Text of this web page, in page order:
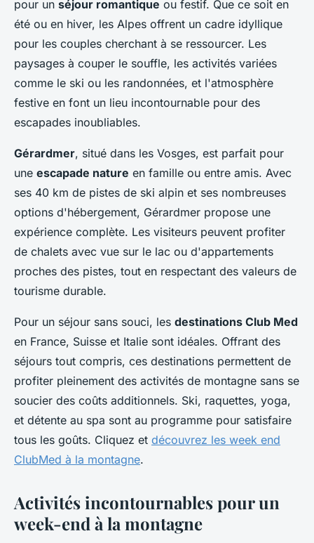
pour un séjour romantique ou festif. Que ce soit en
été ou en hiver, les Alpes offrent un cadre idyllique
pour les couples cherchant à se ressourcer. Les
paysages à couper le souffle, les activités variées
comme le ski ou les randonnées, et l'atmosphère
festive en font un lieu incontournable pour des
escapades inoubliables.
Gérardmer, situé dans les Vosges, est parfait pour
une escapade nature en famille ou entre amis. Avec
ses 40 km de pistes de ski alpin et ses nombreuses
options d'hébergement, Gérardmer propose une
expérience complète. Les visiteurs peuvent profiter
de chalets avec vue sur le lac ou d'appartements
proches des pistes, tout en respectant des valeurs de
tourisme durable.
Pour un séjour sans souci, les destinations Club Med
en France, Suisse et Italie sont idéales. Offrant des
séjours tout compris, ces destinations permettent de
profiter pleinement des activités de montagne sans se
soucier des coûts additionnels. Ski, raquettes, yoga,
et détente au spa sont au programme pour satisfaire
tous les goûts. Cliquez et découvrez les week end
ClubMed à la montagne.
Activités incontournables pour un
week-end à la montagne